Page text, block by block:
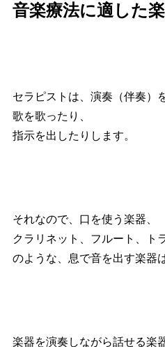
音楽療法に適した
セラピストは、演奏（伴奏）
歌を歌ったり、
指示を出したりします。
それなので、口を使う楽器、
クラリネット、フルート、ト
のような、息で音を出す楽器
楽器を演奏しながら話せる楽器